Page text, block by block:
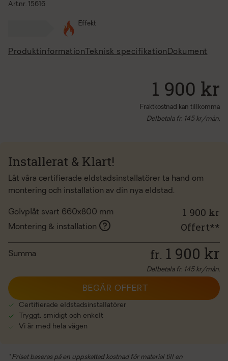
Art.nr. 15616
Effekt
Produktinformation Teknisk specifikation Dokument
1 900 kr
Fraktkostnad kan tillkomma
Delbetala fr. 145 kr/mån.
Installerat & Klart!
Låt våra certifierade eldstadsinstallatörer ta hand om
montering och installation av din nya eldstad.
Golvplåt svart 660x800 mm 1 900 kr
Montering & installation Offert**
Summa fr. 1 900 kr
Delbetala fr. 145 kr/mån.
Certifierade eldstadsinstallatörer
Tryggt, smidigt och enkelt
Vi är med hela vägen
BEGÄR OFFERT
* Priset baseras på en uppskattad kostnad för material till en